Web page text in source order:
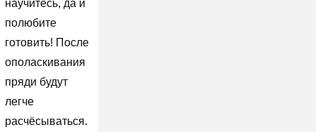
научитесь, да и
полюбите
готовить! После
ополаскивания
пряди будут
легче
расчёсываться.